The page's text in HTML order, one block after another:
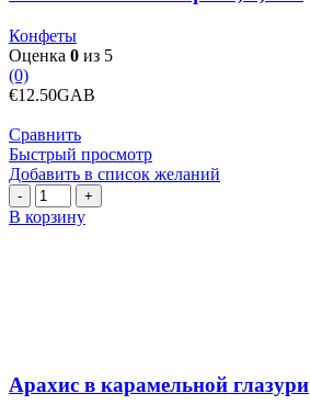
Конфеты
Оценка 0 из 5
(0)
€12.50GAB
Сравнить
Быстрый просмотр
Добавить в список желаний
Количество
товара
Арахис
В корзину
Арахис в карамельной глазури